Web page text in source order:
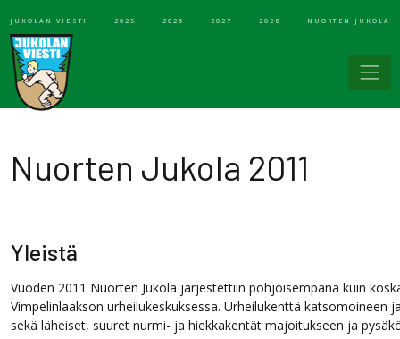
JUKOLAN VIESTI 2025 2026 2027 2028 NUORTEN JUKOLA
Nuorten Jukola 2011
Yleistä
Vuoden 2011 Nuorten Jukola järjestettiin pohjoisempana kuin
Vimpelinlaakson urheilukeskuksessa. Urheilukenttä katsomoineen
sekä läheiset, suuret nurmi- ja hiekkakentät majoitukseen ja